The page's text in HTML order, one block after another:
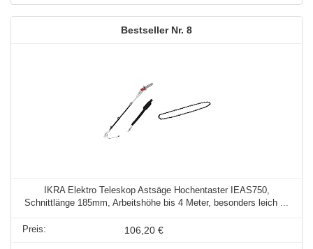
8
IKRA Elektro Teleskop Astsäge Hochentaster IEAS750,
Schnittlänge 185mm, Arbeitshöhe bis 4 Meter, besonders leich ...
106,20 €